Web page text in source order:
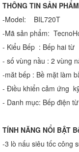
THÔNG TIN SẢN
-Model: BIL720T
-Mã sản phẩm:
- Kiểu Bếp : Bếp hai từ
- số vùng nầu : 2 vùng
-măt bếp : Bề mặt làm
- Điều khiển cảm ứng
- Danh mục: Bếp điện
TÍNH NĂNG NỔI BẬT
-3 lò nấu siêu tốc công